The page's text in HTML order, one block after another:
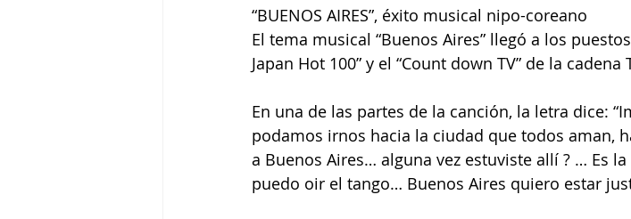
“BUENOS AIRES”, éxito musical nipo-coreano
El tema musical “Buenos Aires” llegó a los
Japan Hot 100” y el “Count down TV” de la cadena
En una de las partes de la canción, la letra dice:
podamos irnos hacia la ciudad que todos aman,
a Buenos Aires… alguna vez estuviste allí ? … Es
puedo oir el tango… Buenos Aires quiero estar